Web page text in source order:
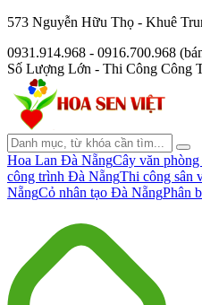
573 Nguyễn Hữu Thọ - Khuê
0931.914.968 - 0916.700.968
Số Lượng Lớn - Thi Công Công
Hoa Lan Đà NẵngCây văn
công trình Đà NẵngThi công sân
NẵngCỏ nhân tạo Đà NẵngPhân